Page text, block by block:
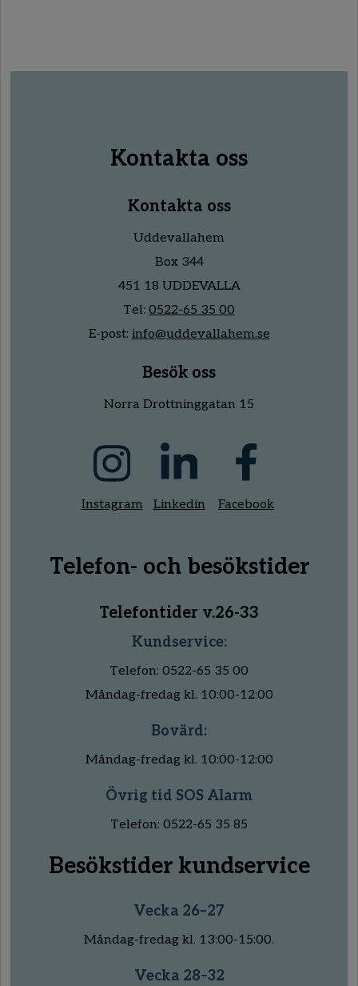
Kontakta oss
Kontakta oss
Uddevallahem
Box 344
451 18 UDDEVALLA
Tel: 0522-65 35 00
E-post: info@uddevallahem.se
Besök oss
Norra Drottninggatan 15
Instagram Linkedin Facebook
Telefon- och besökstider
Telefontider v.26-33
Kundservice:
Telefon: 0522-65 35 00
Måndag-fredag kl. 10:00-12:00
Bovärd:
Måndag-fredag kl. 10:00-12:00
Övrig tid SOS Alarm
Telefon: 0522-65 35 85
Besökstider kundservice
Vecka 26–27
Måndag-fredag kl. 13:00-15:00.
Vecka 28–32